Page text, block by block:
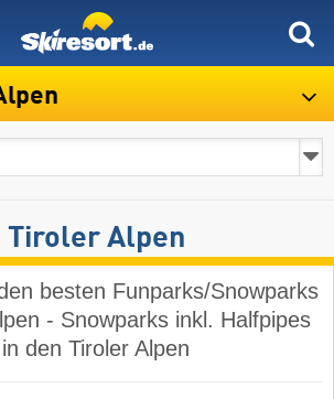
Tiroler Alpen
besten Funparks/Snowparks
- Snowparks inkl. Halfpipes
den Tiroler Alpen